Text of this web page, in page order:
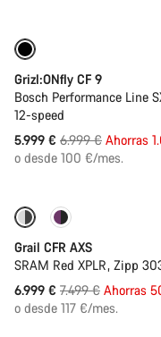
Grizl:ONfly CF 9
Bosch Performance Line
12-speed
5.999 € Precio
original
6.999 € Ahorras
o desde 100 €/mes.
-7%
Grail CFR AXS
SRAM Red XPLR, Zipp
6.999 € Precio
original
7.499 € Ahorras
o desde 117 €/mes.